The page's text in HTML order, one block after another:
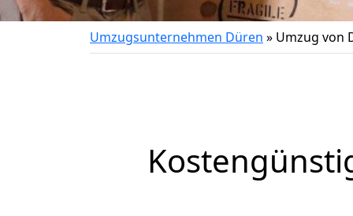
Umzugsunternehmen Düren » Umzug von